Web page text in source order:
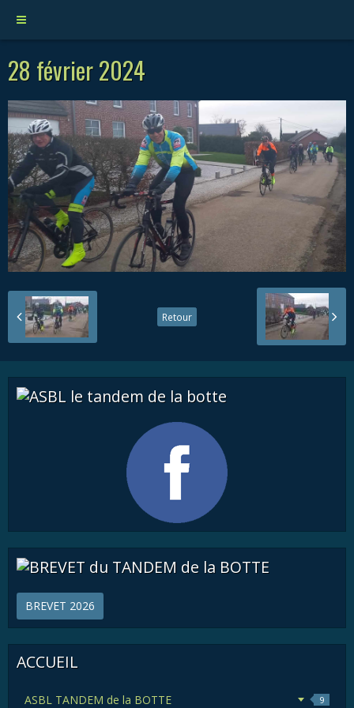
28 février 2024
Retour
BREVET 2026
ACCUEIL
ASBL TANDEM de la BOTTE 9